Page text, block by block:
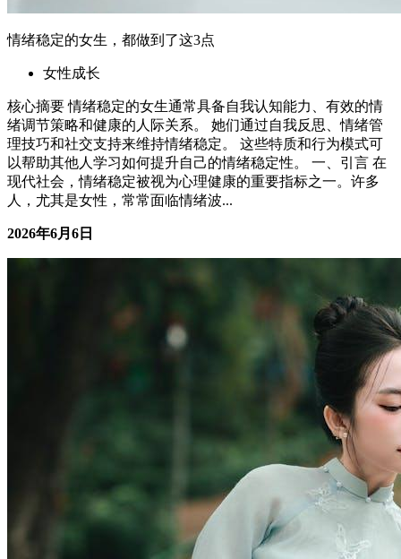
情绪稳定的女生，都做到了这3点
女性成长
核心摘要 情绪稳定的女生通常具备自我认知能力、有效的情
绪调节策略和健康的人际关系。 她们通过自我反思、情绪管
理技巧和社交支持来维持情绪稳定。 这些特质和行为模式可
以帮助其他人学习如何提升自己的情绪稳定性。 一、引言 在
现代社会，情绪稳定被视为心理健康的重要指标之一。许多